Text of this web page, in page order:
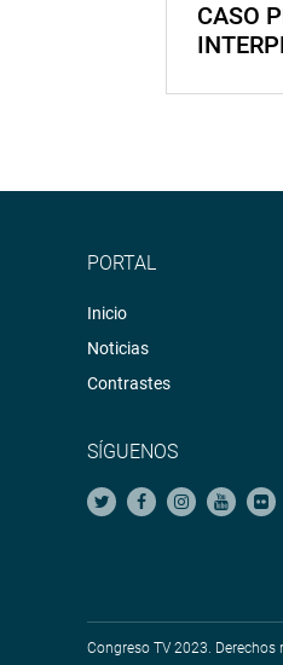
CASO
PORTAL
Inicio
Noticias
Contrastes
SÍGUENOS
Congreso TV 2023. Derechos